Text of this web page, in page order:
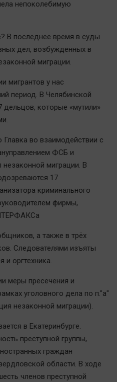
непоколебимую
В последнее время в суды
дел, возбужденных в
миграции.
мигрантов у нас
период. В Челябинской
которые «мутили»
во взаимодействии с
ФСБ и
незаконной миграции. В
17
криминального
фирмы,
а также в трёх
Следователями изъяты
и оргтехника.
меры пресечения и
уголовного дела по п."а"
незаконной миграции).
в Екатеринбурге.
преступной группы,
граждан
области. В ходе
членов преступной